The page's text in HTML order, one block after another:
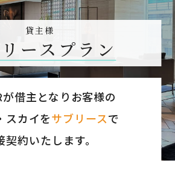
貸主様
ースプラン
が借主となりお客様の
スカイをサブリースで
契約いたします。